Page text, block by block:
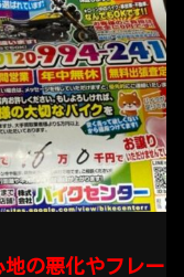
の悪化やフレー